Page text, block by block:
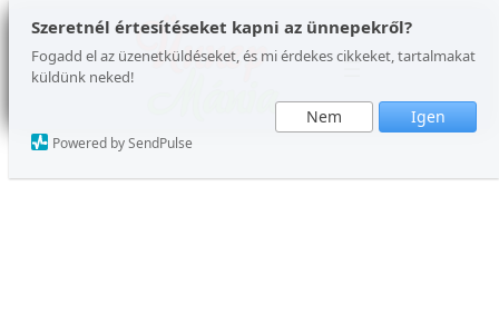
Szeretnél értesítéseket kapni az ünnepekről?
Fogadd el az üzenetküldéseket, és mi érdekes cikkeket, tartalmakat
küldünk neked!
Nem Igen
Powered by SendPulse
Ugrás
tartalomhoz